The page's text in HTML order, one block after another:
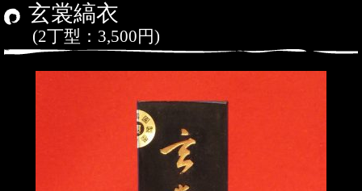
玄裳縞衣
(2丁型 ： 3,500円)